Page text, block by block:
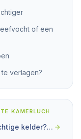
of een
verlagen?
KAMERLUCH
Vochtige kelder droog maken | Vochtige kelder? Zo krijg je hem droog